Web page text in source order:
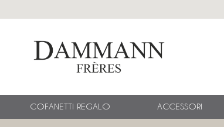
COFANETTI REGALO ACCESSORI